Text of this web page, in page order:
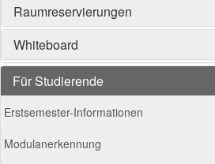
Raumreservierungen
Whiteboard
Für Studierende
Erstsemester-Informationen
Modulanerkennung